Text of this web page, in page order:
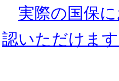
実際の国保
認いただけます